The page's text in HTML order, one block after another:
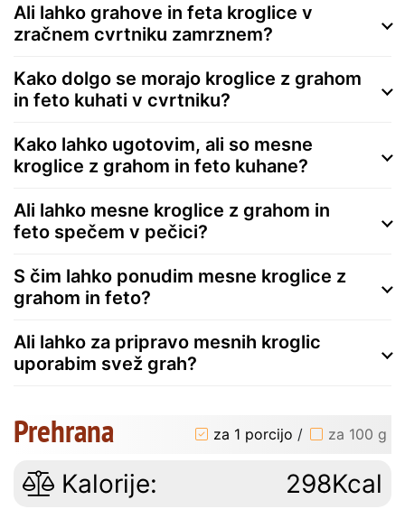
Ali lahko grahove in feta kroglice v
zračnem cvrtniku zamrznem?
Kako dolgo se morajo kroglice z grahom
in feto kuhati v cvrtniku?
Kako lahko ugotovim, ali so mesne
kroglice z grahom in feto kuhane?
Ali lahko mesne kroglice z grahom in
feto spečem v pečici?
S čim lahko ponudim mesne kroglice z
grahom in feto?
Ali lahko za pripravo mesnih kroglic
uporabim svež grah?
Prehrana za 1 porcijo / za 100 g
Kalorije: 298Kcal